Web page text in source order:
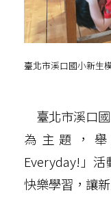
臺北市溪口國小新生
臺北市溪口
為主題，
Everyday!」
快樂學習，讓